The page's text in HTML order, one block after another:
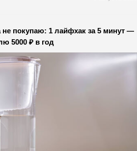
покупаю: 1 лайфхак за 5 минут —
5000 ₽ в год